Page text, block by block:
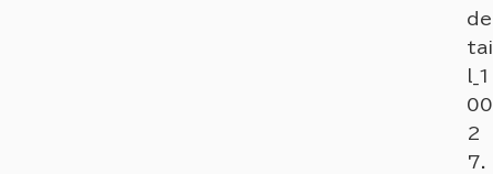
de
tai
l_1
00
2
7.